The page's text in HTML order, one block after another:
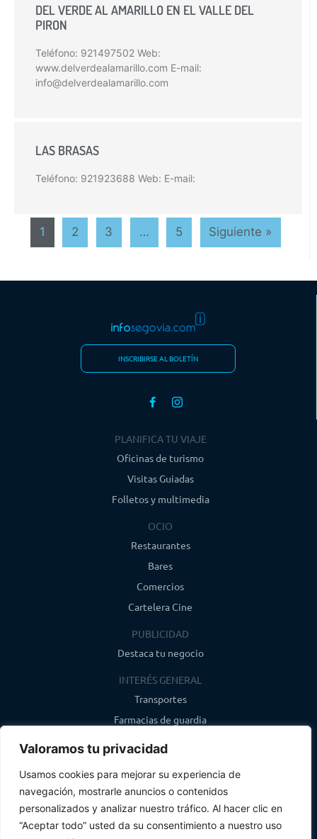
Valoramos tu privacidad
Usamos cookies para mejorar su experiencia de
navegación, mostrarle anuncios o contenidos
personalizados y analizar nuestro tráfico. Al hacer clic en
“Aceptar todo” usted da su consentimiento a nuestro uso
DEL VERDE AL AMARILLO EN EL VALLE DEL
PIRON
Teléfono: 921497502 Web:
www.delverdealamarillo.com E-mail:
info@delverdealamarillo.com
LAS BRASAS
Teléfono: 921923688 Web: E-mail:
1 2 3 … 5 Siguiente »
INSCRIBIRSE AL BOLETÍN
PLANIFICA TU VIAJE
Oficinas de turismo
Visitas Guiadas
Folletos y multimedia
OCIO
Restaurantes
Bares
Comercios
Cartelera Cine
PUBLICIDAD
Destaca tu negocio
INTERÉS GENERAL
Transportes
Farmacias de guardia
CONTACTO
info@infosegovia.com